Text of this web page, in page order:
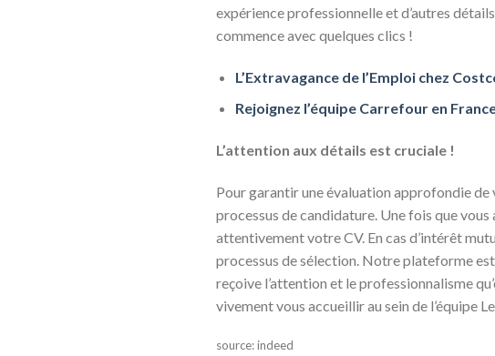
expérience professionnelle et d’autres
commence avec quelques clics !
L’Extravagance de l’Emploi chez
Rejoignez l’équipe Carrefour en
L’attention aux détails est cruciale !
Pour garantir une évaluation approfondie
processus de candidature. Une fois que
attentivement votre CV. En cas d’intérêt
processus de sélection. Notre plateforme
reçoive l’attention et le professionnalisme
vivement vous accueillir au sein de l’équipe
source: indeed